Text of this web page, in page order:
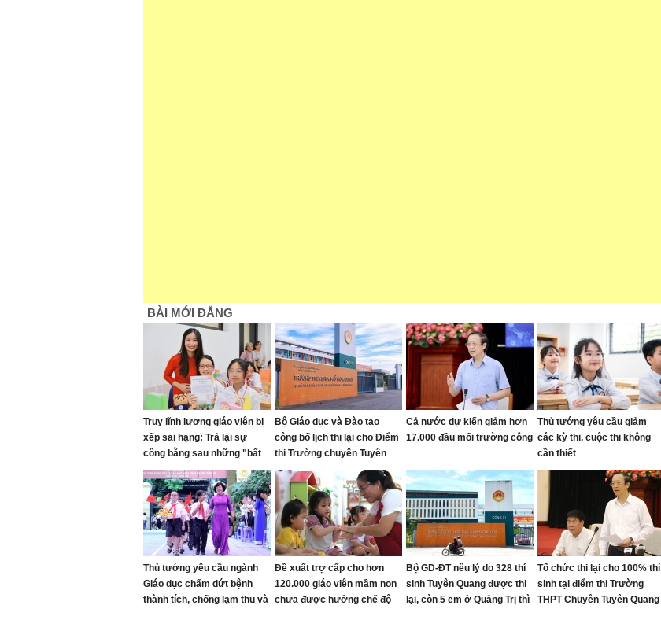
BÀI MỚI ĐĂNG
Truy lĩnh lương giáo viên bị
xếp sai hạng: Trả lại sự
công bằng sau những "bất
cập"
Bộ Giáo dục và Đào tạo
công bố lịch thi lại cho Điểm
thi Trường chuyên Tuyên
Quang
Cả nước dự kiến giảm hơn
17.000 đầu mối trường công
Thủ tướng yêu cầu giảm
các kỳ thi, cuộc thi không
cần thiết
Thủ tướng yêu cầu ngành
Giáo dục chấm dứt bệnh
thành tích, chống lạm thu và
Đề xuất trợ cấp cho hơn
120.000 giáo viên mầm non
chưa được hưởng chế độ
Bộ GD-ĐT nêu lý do 328 thí
sinh Tuyên Quang được thi
lại, còn 5 em ở Quảng Trị thì
Tổ chức thi lại cho 100% thí
sinh tại điểm thi Trường
THPT Chuyên Tuyên Quang